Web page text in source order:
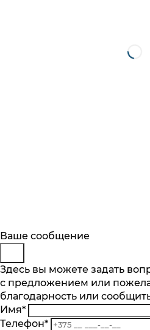
Количество скоростей, шт.
Мощность Вт.
400
Все характеристики
Нет в наличии
Подобрать аналог
Описание
Отзывы
Основные
Количество скоростей, шт.
1
Мощность Вт.
Будьте в курсе
Подпишитесь на
и узнавайте о новинках и
предложениях первыми
Подписаться
Заказ обратного звонка
Представьтесь
Телефон*
Комментарий
Ваше сообщение
Здесь вы можете задать
с предложением или
благодарность или
Имя*
Телефон*